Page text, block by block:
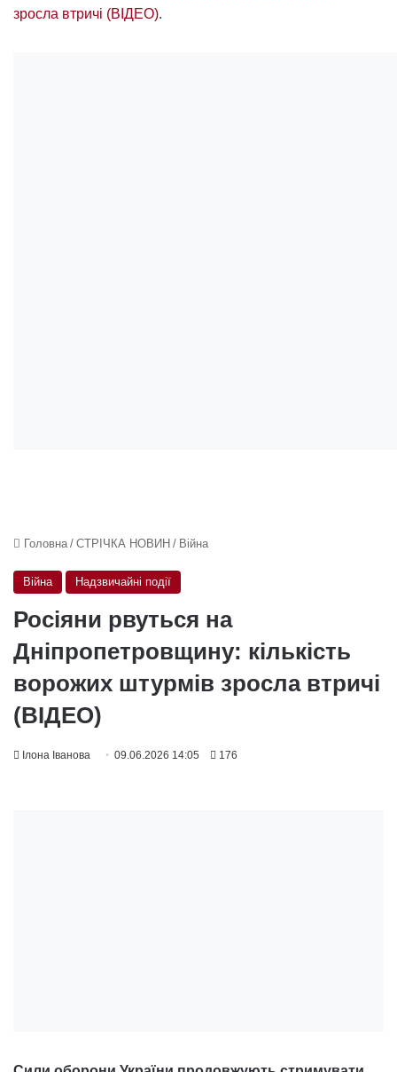
зросла втричі (ВІДЕО).